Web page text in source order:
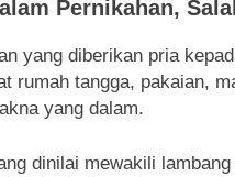
Pernikahan,
yang diberikan pria
rumah tangga, pakaian,
yang dalam.
dinilai mewakili